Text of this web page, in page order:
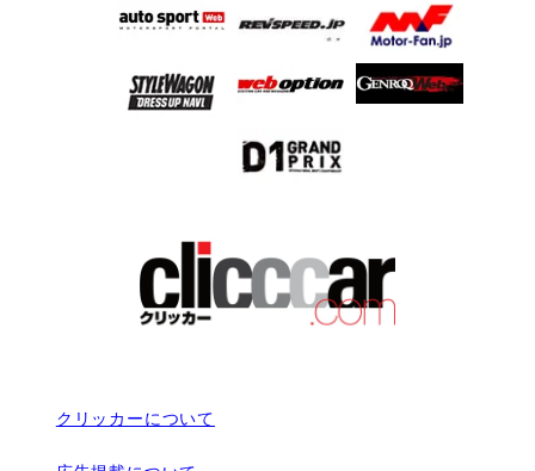
クリッカーについて